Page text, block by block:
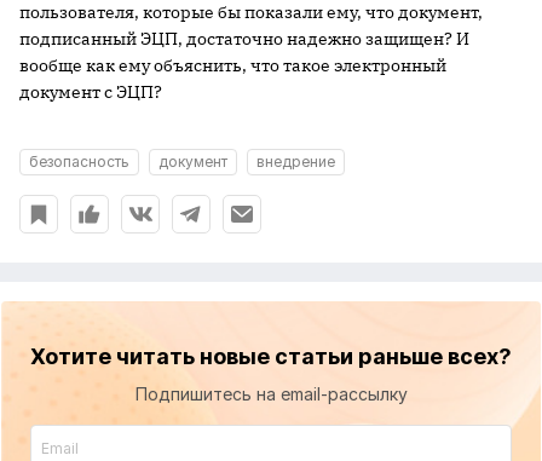
пользователя, которые бы показали ему, что документ,
подписанный ЭЦП, достаточно надежно защищен? И
вообще как ему объяснить, что такое электронный
документ с ЭЦП?
безопасность документ внедрение
Хотите читать новые статьи раньше всех?
Подпишитесь на email-рассылку